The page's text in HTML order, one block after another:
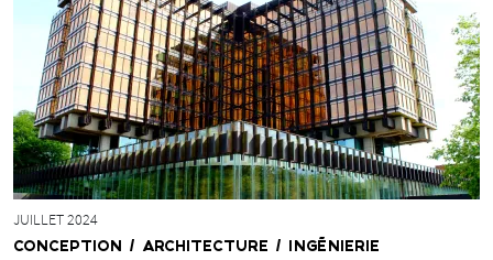
JUILLET 2024
CONCEPTION / ARCHITECTURE / INGÉNIERIE